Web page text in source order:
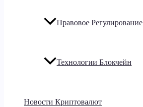
Правовое Регулирование
Технологии Блокчейн
Новости Криптовалют